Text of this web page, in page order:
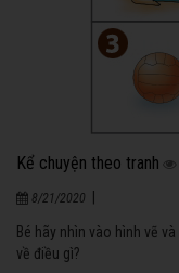
Kể chuyện theo tranh
8/21/2020
Bé hãy nhìn vào hình vẽ
về điều gì?